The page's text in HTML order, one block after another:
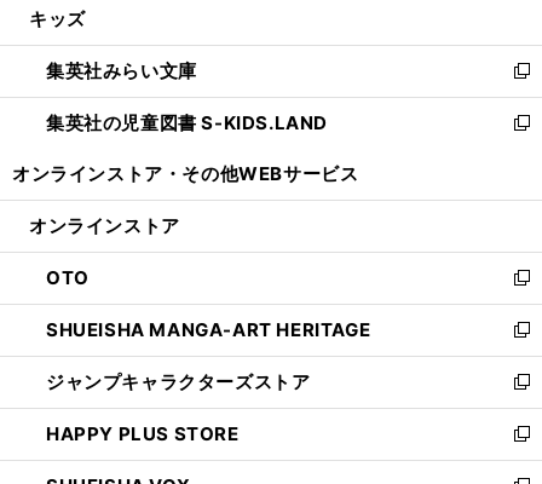
開
く
ウ
で
開
く
ン
ド
ウ
で
ウ
ィ
ン
ド
開
キッズ
集英社みらい文庫
新
し
い
ン
ウ
で
開
く
集英社の児童図書 S-KIDS.LAND
新
ウ
ン
ド
ウ
で
開
く
オンラインストア・ その他WEBサービス
オンラインストア
OTO
新
し
い
ウ
ィ
ン
ド
ウ
SHUEISHA MANGA-ART HERITAGE
新
し
い
ウ
ィ
ン
ジャンプキャラクターズストア
新
し
い
ウ
HAPPY PLUS STORE
新
し